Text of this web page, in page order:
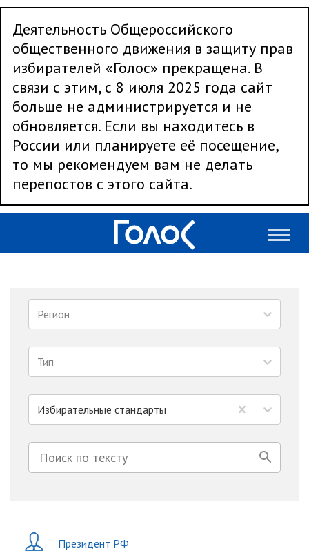
Деятельность Общероссийского
общественного движения в защиту прав
избирателей «Голос» прекращена. В
связи с этим, с 8 июля 2025 года сайт
больше не администрируется и не
обновляется. Если вы находитесь в
России или планируете её посещение,
то мы рекомендуем вам не делать
перепостов с этого сайта.
Регион
Тип
Избирательные стандарты
Президент РФ